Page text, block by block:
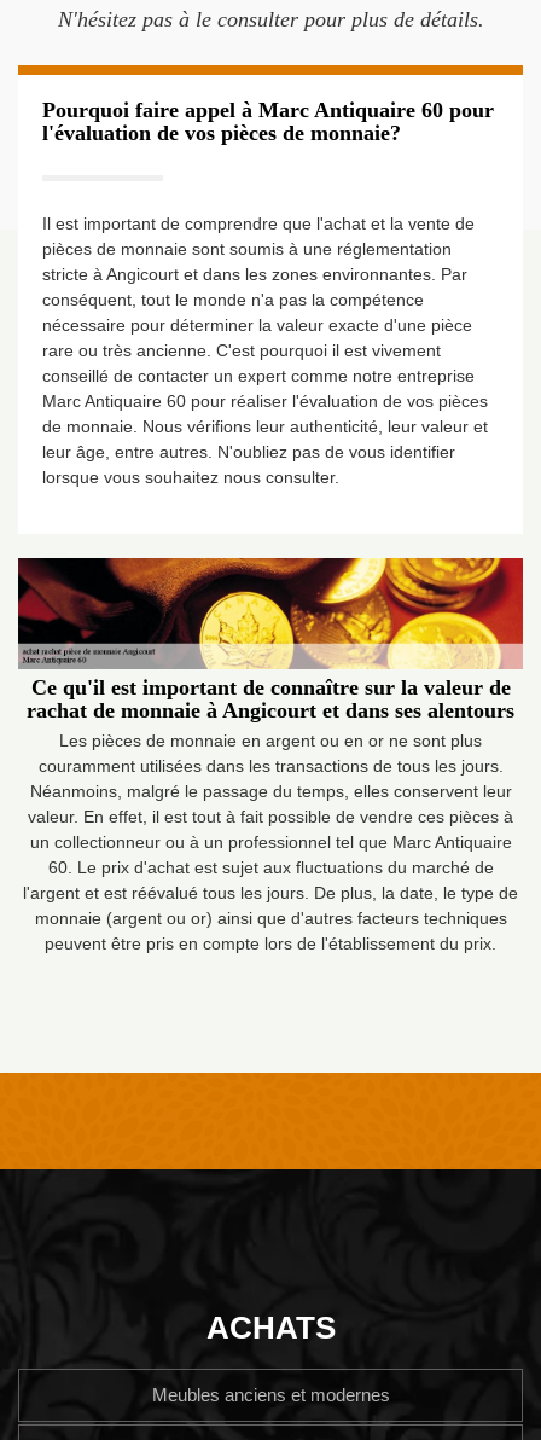
N'hésitez pas à le consulter pour plus de détails.
Pourquoi faire appel à Marc Antiquaire 60 pour
l'évaluation de vos pièces de monnaie?
Il est important de comprendre que l'achat et la vente de
pièces de monnaie sont soumis à une réglementation
stricte à Angicourt et dans les zones environnantes. Par
conséquent, tout le monde n'a pas la compétence
nécessaire pour déterminer la valeur exacte d'une pièce
rare ou très ancienne. C'est pourquoi il est vivement
conseillé de contacter un expert comme notre entreprise
Marc Antiquaire 60 pour réaliser l'évaluation de vos pièces
de monnaie. Nous vérifions leur authenticité, leur valeur et
leur âge, entre autres. N'oubliez pas de vous identifier
lorsque vous souhaitez nous consulter.
Ce qu'il est important de connaître sur la valeur de
rachat de monnaie à Angicourt et dans ses alentours
Les pièces de monnaie en argent ou en or ne sont plus
couramment utilisées dans les transactions de tous les jours.
Néanmoins, malgré le passage du temps, elles conservent leur
valeur. En effet, il est tout à fait possible de vendre ces pièces à
un collectionneur ou à un professionnel tel que Marc Antiquaire
60. Le prix d'achat est sujet aux fluctuations du marché de
l'argent et est réévalué tous les jours. De plus, la date, le type de
monnaie (argent ou or) ainsi que d'autres facteurs techniques
peuvent être pris en compte lors de l'établissement du prix.
ACHATS
Meubles anciens et modernes